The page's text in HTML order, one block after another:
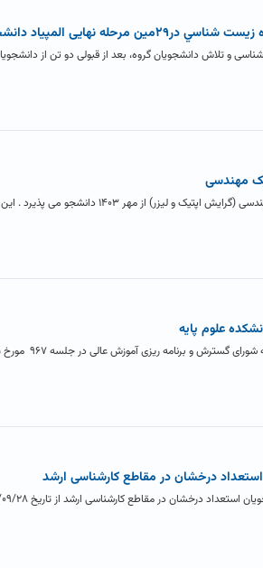
نهایی المپياد دانشجويي کشور
و تلاش دانشجویان گروه، بعد از قبولی دو تن از
مهندسی
از مهر ۱۴۰۳ دانشجو می پذیرد . این رشته تلفیقی...
و برنامه ریزی آموزش عالی در جلسه ۹۶۷ مورخ ۱۴۰۲/۶/۵...
درخشان در مقاطع کارشناسی ارشد
درخشان در مقاطع کارشناسی ارشد از تاریخ ۱۴۰۲/۰۹/۲۸ لغایت ۱۴۰۲/۱۰/۲۰ ضمن...